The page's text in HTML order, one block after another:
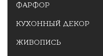
ФАРФОР
КУХОННЫЙ ДЕКОР
ЖИВОПИСЬ